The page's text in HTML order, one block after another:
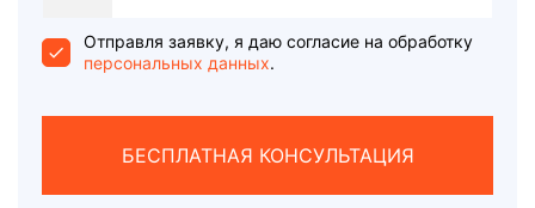
+1
Отправля заявку, я даю согласие на обработку
персональных данных.
БЕСПЛАТНАЯ КОНСУЛЬТАЦИЯ